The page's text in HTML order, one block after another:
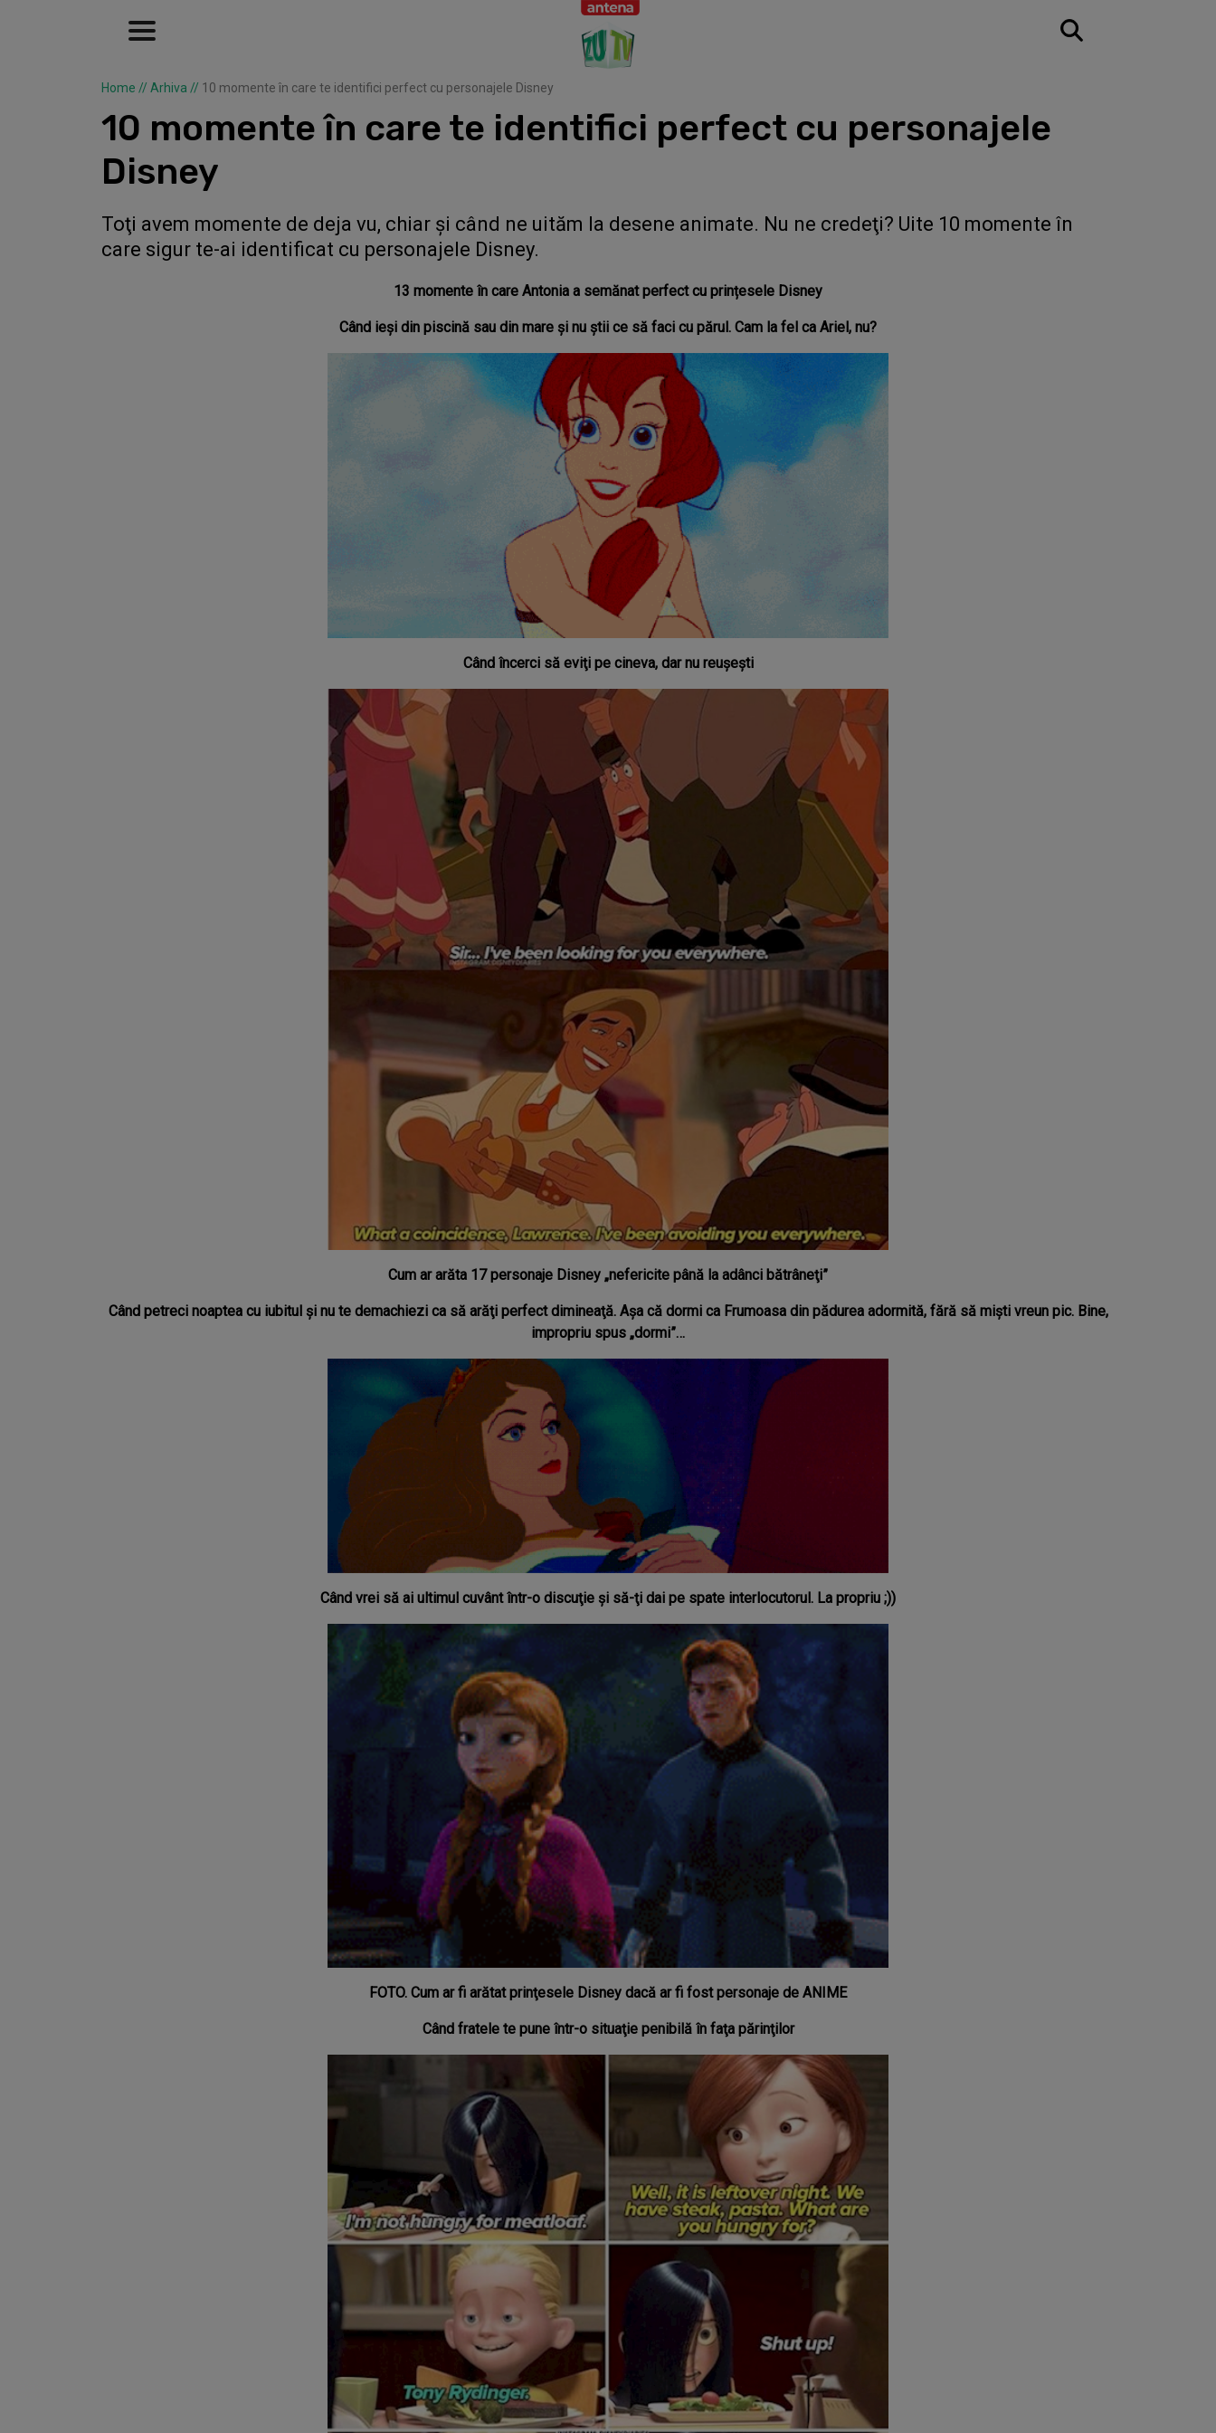
Home // Arhiva // 10 momente în care te identifici perfect cu personajele Disney
10 momente în care te identifici perfect cu personajele
Disney
Toţi avem momente de deja vu, chiar şi când ne uităm la desene animate. Nu ne credeţi? Uite 10 momente în
care sigur te-ai identificat cu personajele Disney.
13 momente în care Antonia a semănat perfect cu prințesele Disney
Când ieşi din piscină sau din mare şi nu ştii ce să faci cu părul. Cam la fel ca Ariel, nu?
Când încerci să eviţi pe cineva, dar nu reuşeşti
Cum ar arăta 17 personaje Disney „nefericite până la adânci bătrâneţi”
Când petreci noaptea cu iubitul şi nu te demachiezi ca să arăţi perfect dimineaţă. Aşa că dormi ca Frumoasa din pădurea adormită, fără să mişti vreun pic. Bine,
impropriu spus „dormi”…
Când vrei să ai ultimul cuvânt într-o discuţie şi să-ţi dai pe spate interlocutorul. La propriu ;))
FOTO. Cum ar fi arătat prinţesele Disney dacă ar fi fost personaje de ANIME
Când fratele te pune într-o situaţie penibilă în faţa părinţilor